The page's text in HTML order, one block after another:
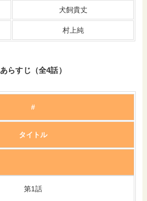
犬飼貴丈
村上純
あらすじ（全4話）
#
タイトル
第1話